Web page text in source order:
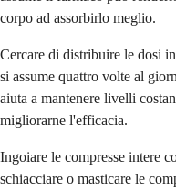
corpo ad assorbirlo meglio.
Cercare di distribuire le dosi
si assume quattro volte al
aiuta a mantenere livelli
migliorarne l'efficacia.
Ingoiare le compresse intere
schiacciare o masticare le